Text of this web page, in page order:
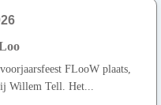
FLooW plaats,
Willem Tell. Het...